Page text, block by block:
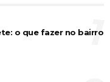
o que fazer no bairro
1